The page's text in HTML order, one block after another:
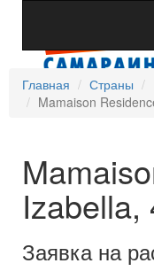
Главная
Страны
Mamaison
Izabella,
Заявка на